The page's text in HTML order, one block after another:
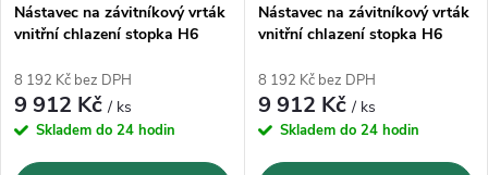
Nástavec na závitníkový vrták
vnitřní chlazení stopka H6
8 192 Kč bez DPH
9 912 Kč/ ks
Skladem do 24 hodin
Nástavec na závitníkový vrták
vnitřní chlazení stopka H6
8 192 Kč bez DPH
9 912 Kč/ ks
Skladem do 24 hodin